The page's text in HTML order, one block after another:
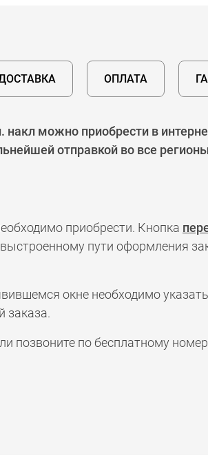
ОПЛАТА
можно приобрести в
отправкой во все регионы
приобрести. Кнопка
пути оформления
окне необходимо
заказа.
позвоните по бесплатному